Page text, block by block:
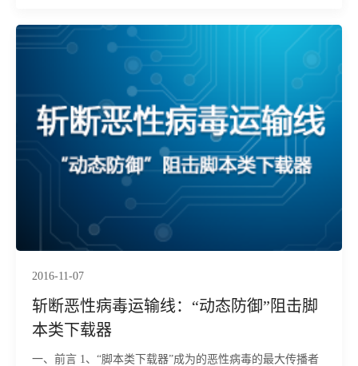
2016-11-07
斩断恶性病毒运输线：“动态防御”阻击脚
本类下载器
一、前言 1、“脚本类下载器”成为的恶性病毒的最大传播者